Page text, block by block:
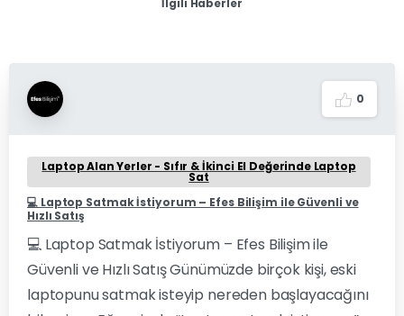
İlgili Haberler
0
Laptop Alan Yerler - Sıfır & İkinci El Değerinde Laptop
Sat
💻 Laptop Satmak İstiyorum – Efes Bilişim ile Güvenli ve
Hızlı Satış
💻 Laptop Satmak İstiyorum – Efes Bilişim ile
Güvenli ve Hızlı Satış Günümüzde birçok kişi, eski
laptopunu satmak isteyip nereden başlayacağını